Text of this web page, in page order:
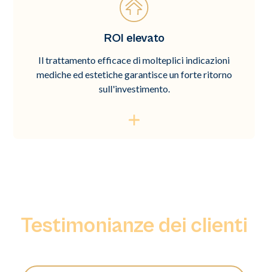
ROI elevato
Il trattamento efficace di molteplici indicazioni
mediche ed estetiche garantisce un forte ritorno
sull'investimento.
Testimonianze dei clienti